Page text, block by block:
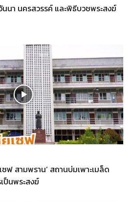
นา นครสวรรค์ และพิธีบวชพระสงฆ์
สามพราน’ สถานบ่มเพาะเมล็ด
ป็นพระสงฆ์